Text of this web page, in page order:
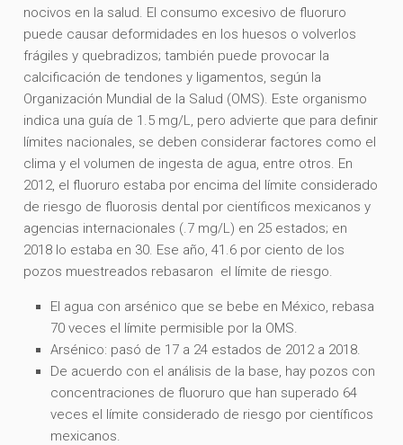
nocivos en la salud. El consumo excesivo de fluoruro
puede causar deformidades en los huesos o volverlos
frágiles y quebradizos; también puede provocar la
calcificación de tendones y ligamentos, según la
Organización Mundial de la Salud (OMS). Este organismo
indica una guía de 1.5 mg/L, pero advierte que para definir
límites nacionales, se deben considerar factores como el
clima y el volumen de ingesta de agua, entre otros. En
2012, el fluoruro estaba por encima del límite considerado
de riesgo de fluorosis dental por científicos mexicanos y
agencias internacionales (.7 mg/L) en 25 estados; en
2018 lo estaba en 30. Ese año, 41.6 por ciento de los
pozos muestreados rebasaron el límite de riesgo.
El agua con arsénico que se bebe en México, rebasa
70 veces el límite permisible por la OMS.
Arsénico: pasó de 17 a 24 estados de 2012 a 2018.
De acuerdo con el análisis de la base, hay pozos con
concentraciones de fluoruro que han superado 64
veces el límite considerado de riesgo por científicos
mexicanos.